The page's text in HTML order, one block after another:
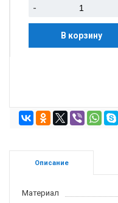
-
В корзину
Описание
Материал